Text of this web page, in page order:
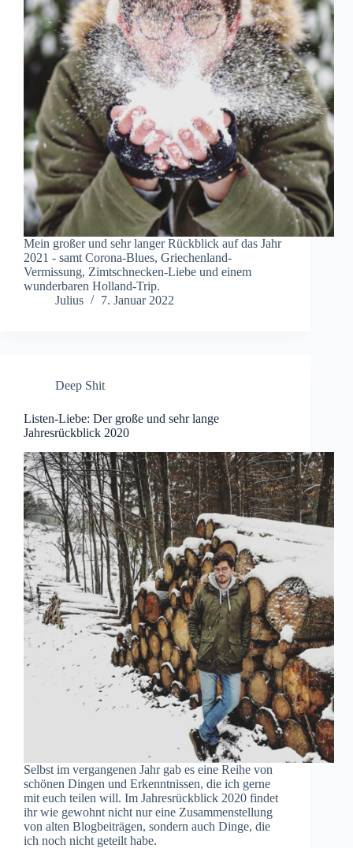
Mein großer und sehr langer Rückblick auf das Jahr
2021 - samt Corona-Blues, Griechenland-
Vermissung, Zimtschnecken-Liebe und einem
wunderbaren Holland-Trip.
Julius
7. Januar 2022
Deep Shit
Listen-Liebe: Der große und sehr lange
Jahresrückblick 2020
Selbst im vergangenen Jahr gab es eine Reihe von
schönen Dingen und Erkenntnissen, die ich gerne
mit euch teilen will. Im Jahresrückblick 2020 findet
ihr wie gewohnt nicht nur eine Zusammenstellung
von alten Blogbeiträgen, sondern auch Dinge, die
ich noch nicht geteilt habe.